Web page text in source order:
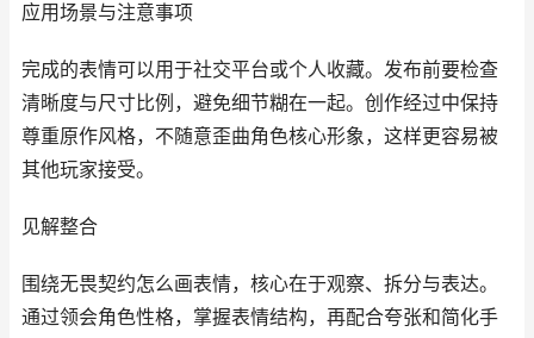
应用场景与注意事项
完成的表情可以用于社交平台或个人收藏。发布前要检查
清晰度与尺寸比例，避免细节糊在一起。创作经过中保持
尊重原作风格，不随意歪曲角色核心形象，这样更容易被
其他玩家接受。
见解整合
围绕无畏契约怎么画表情，核心在于观察、拆分与表达。
通过领会角色性格，掌握表情结构，再配合夸张和简化手